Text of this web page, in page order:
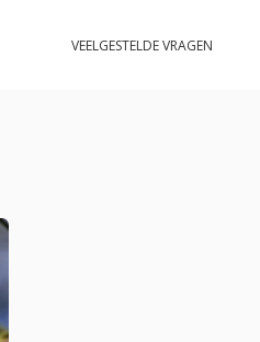
VEELGESTELDE VRAGEN